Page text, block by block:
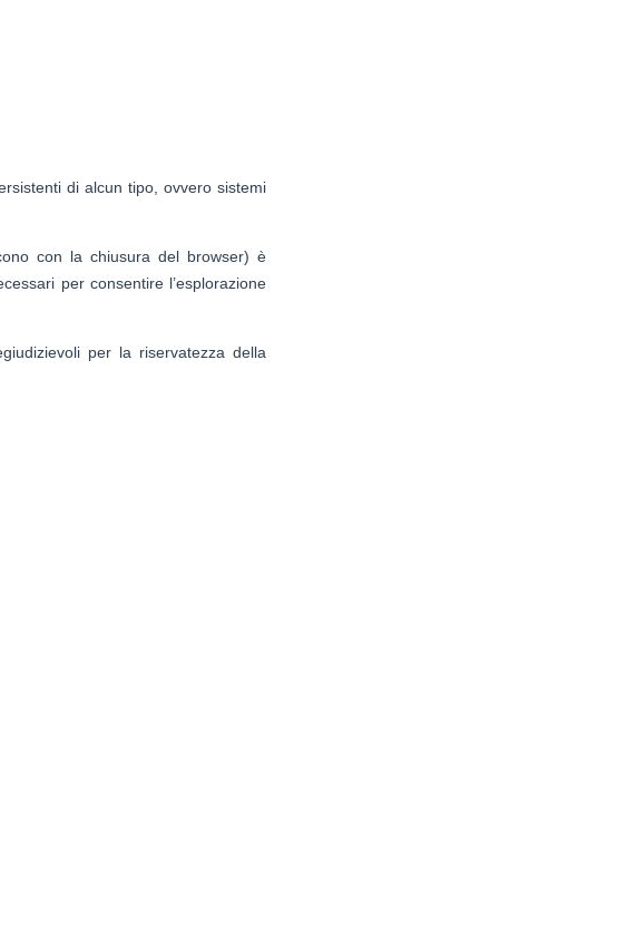
di alcun tipo, ovvero sistemi
con la chiusura del browser) è
per consentire l’esplorazione
per la riservatezza della